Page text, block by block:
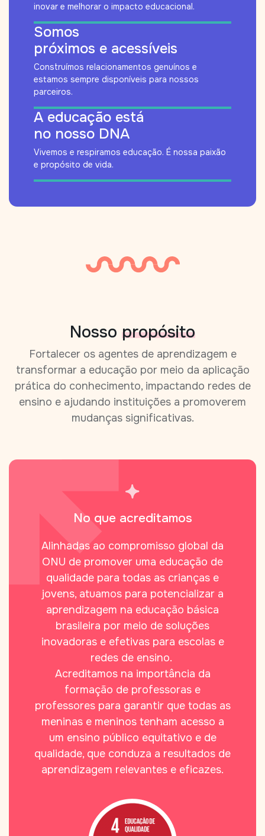
inovar e melhorar o impacto educacional.
Somos
próximos e acessíveis
Construímos relacionamentos genuínos e
estamos sempre disponíveis para nossos
parceiros.
A educação está
no nosso DNA
Vivemos e respiramos educação. É nossa paixão
e propósito de vida.
Nosso propósito
Fortalecer os agentes de aprendizagem e
transformar a educação por meio da aplicação
prática do conhecimento, impactando redes de
ensino e ajudando instituições a promoverem
mudanças significativas.
No que acreditamos
Alinhadas ao compromisso global da
ONU de promover uma educação de
qualidade para todas as crianças e
jovens, atuamos para potencializar a
aprendizagem na educação básica
brasileira por meio de soluções
inovadoras e efetivas para escolas e
redes de ensino.
Acreditamos na importância da
formação de professoras e
professores para garantir que todas as
meninas e meninos tenham acesso a
um ensino público equitativo e de
qualidade, que conduza a resultados de
aprendizagem relevantes e eficazes.